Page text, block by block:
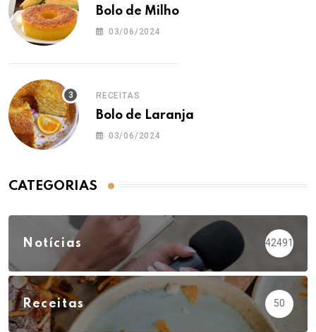
Bolo de Milho
03/06/2024
RECEITAS
Bolo de Laranja
03/06/2024
CATEGORIAS
Notícias 42491
Receitas 50